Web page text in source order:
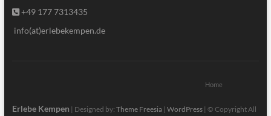
+49 177 7313435
info(at)erlebekempen.de
Home
Erlebe Kempen | Designed by: Theme Freesia| WordPress| © Copyright All